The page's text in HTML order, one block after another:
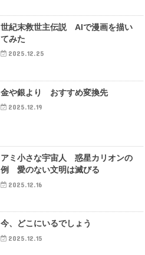
世紀末救世主伝説 AIで漫画を描い
てみた
2025.12.25
金や銀より おすすめ変換先
2025.12.19
アミ小さな宇宙人 惑星カリオンの
例 愛のない文明は滅びる
2025.12.16
今、どこにいるでしょう
2025.12.15